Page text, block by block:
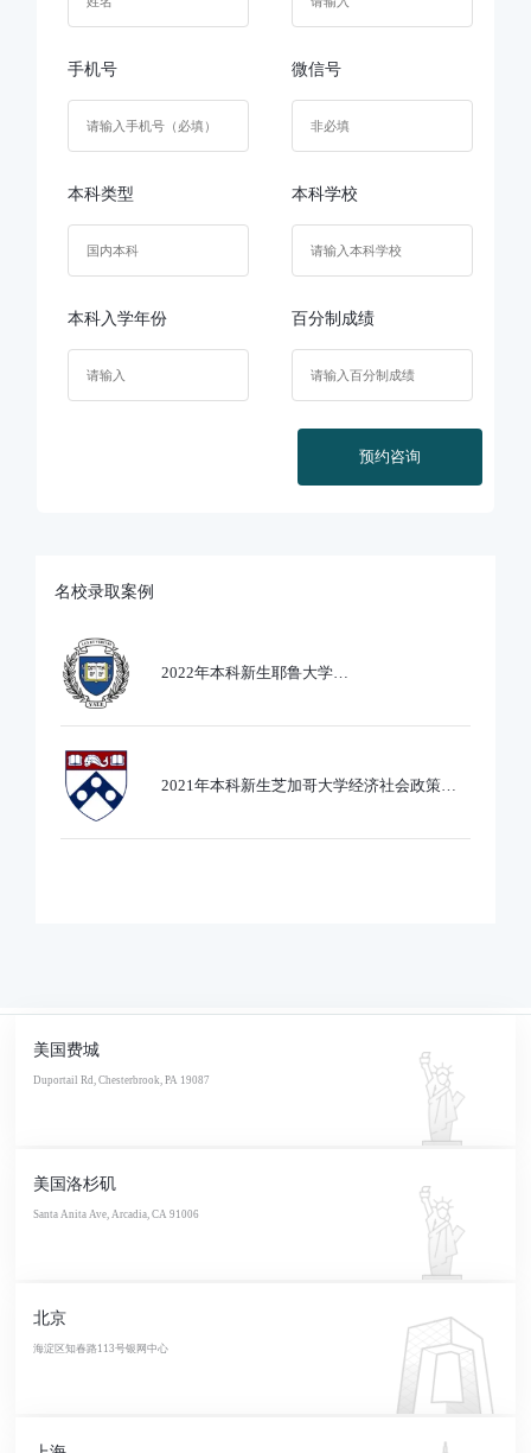
手机号 微信号
本科类型 本科学校
本科入学年份 百分制成绩
预约咨询
名校录取案例
2022年本科新生耶鲁大学
2021年本科新生芝加哥大学经济社会政策专
美国费城
Duportail Rd, Chesterbrook, PA 19087
美国洛杉矶
Santa Anita Ave, Arcadia, CA 91006
北京
海淀区知春路113号银网中心